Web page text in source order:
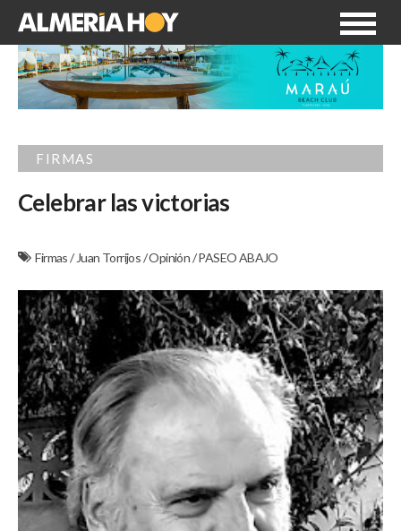
FIRMAS
Celebrar las victorias
Firmas/ Juan Torrijos/Opinión/PASEO ABAJO